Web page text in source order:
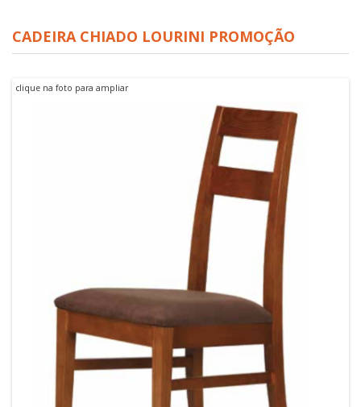
CADEIRA CHIADO LOURINI PROMOÇÃO
clique na foto para ampliar